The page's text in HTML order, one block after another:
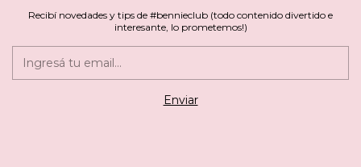
Recibí novedades y tips de #bennieclub (todo contenido divertido e
interesante, lo prometemos!)